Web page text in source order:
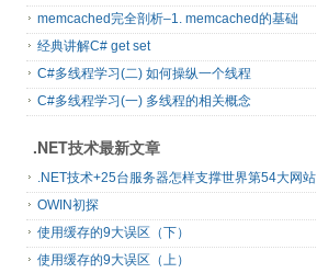
memcached完全剖析–1. memcached的基础
经典讲解C# get set
C#多线程学习(二) 如何操纵一个线程
C#多线程学习(一) 多线程的相关概念
.NET技术最新文章
.NET技术+25台服务器怎样支撑世界第54大网站
OWIN初探
使用缓存的9大误区（下）
使用缓存的9大误区（上）